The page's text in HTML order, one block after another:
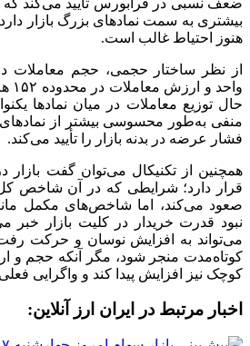
بیشتری به سمت نماد‌های بزرگ بازار دارد و
هنوز احتیاط غالب است.
حال توزیع معاملات در میان نماد‌ها
منفی به‌طور محسوسی بیشتر از
فشار عرضه در بدنه بازار را تأیید می‌کند.
همچنین از تکنیکال می‌توان گفت بازار
قرار دارد؛ شرایطی که در آن شاخص
صعود می‌کند، اما شاخص‌های مکمل
نبود قدرت خریدار در کلیت بازار خبر
می‌تواند به افزایش نوسان و حرکت
کوتاه‌مدت منجر شود، مگر آنکه حجم و
کوچک نیز افزایش پیدا کند و واگرایی
اخبار مرتبط در ایران ارز آنلاین: